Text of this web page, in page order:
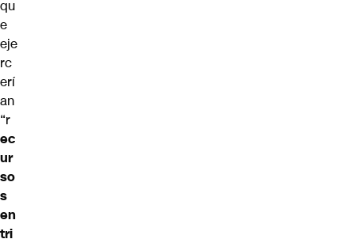
qu
e
eje
rc
erí
an
“r
ec
ur
so
s
en
tri